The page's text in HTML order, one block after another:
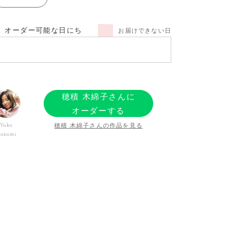
オーダー可能な日にち お届けできない日
Yuko
穂積 木綿子さんに
オーダーする
穂積 木綿子さんの作品を見る